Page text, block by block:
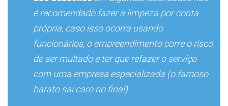
é recomendado fazer a limpeza por conta
própria, caso isso ocorra usando
funcionários, o empreendimento corre o risco
de ser multado e ter que refazer o serviço
com uma empresa especializada (o famoso
barato sai caro no final).